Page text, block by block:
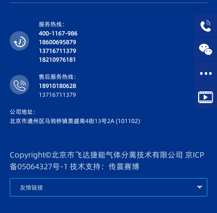
服务热线：
400-1167-986
18600695879
13716711379
18210976181
售后服务热线：
18910180628
13716711379
公司地址：
北京市通州区马驹桥镇景盛南4街13号2A (101102)
Copyright©北京市飞达捷能气体分离技术有限公司 京ICP
备05064327号-1 技术支持：传晨赛博